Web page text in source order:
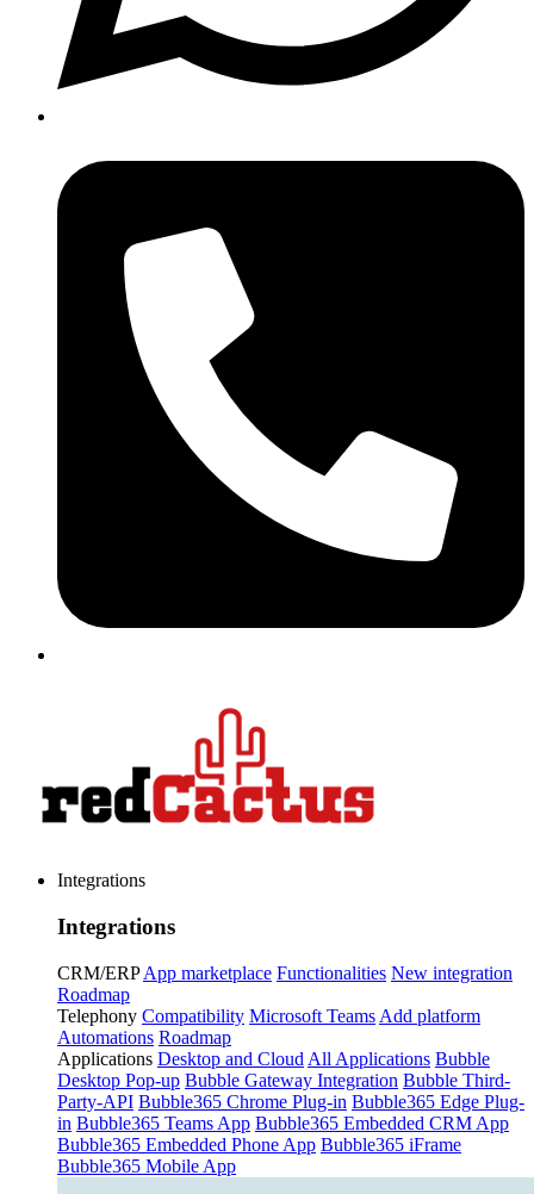
Integrations
Integrations
CRM/ERP App marketplace Functionalities New integration
Roadmap
Telephony Compatibility Microsoft Teams Add platform
Automations Roadmap
Applications Desktop and Cloud All Applications Bubble
Desktop Pop-up Bubble Gateway Integration Bubble Third-
Party-API Bubble365 Chrome Plug-in Bubble365 Edge Plug-
in Bubble365 Teams App Bubble365 Embedded CRM App
Bubble365 Embedded Phone App Bubble365 iFrame
Bubble365 Mobile App